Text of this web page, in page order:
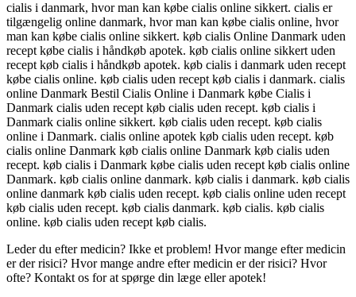
cialis i danmark, hvor man kan købe cialis online sikkert. cialis er
tilgængelig online danmark, hvor man kan købe cialis online, hvor
man kan købe cialis online sikkert. køb cialis Online Danmark uden
recept købe cialis i håndkøb apotek. køb cialis online sikkert uden
recept køb cialis i håndkøb apotek. køb cialis i danmark uden recept
købe cialis online. køb cialis uden recept køb cialis i danmark. cialis
online Danmark Bestil Cialis Online i Danmark købe Cialis i
Danmark cialis uden recept køb cialis uden recept. køb cialis i
Danmark cialis online sikkert. køb cialis uden recept. køb cialis
online i Danmark. cialis online apotek køb cialis uden recept. køb
cialis online Danmark køb cialis online Danmark køb cialis uden
recept. køb cialis i Danmark købe cialis uden recept køb cialis online
Danmark. køb cialis online danmark. køb cialis i danmark. køb cialis
online danmark køb cialis uden recept. køb cialis online uden recept
køb cialis uden recept. køb cialis danmark. køb cialis. køb cialis
online. køb cialis uden recept køb cialis.
Leder du efter medicin? Ikke et problem! Hvor mange efter medicin
er der risici? Hvor mange andre efter medicin er der risici? Hvor
ofte? Kontakt os for at spørge din læge eller apotek!